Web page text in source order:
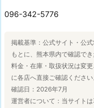
096-342-5776
掲載基準：公式サイト・公
もとに、熊本県内で確認で
料金・在庫・取扱状況は変
に各店へ直接ご確認ください
確認日：2026年7月
運営者について：当サイト